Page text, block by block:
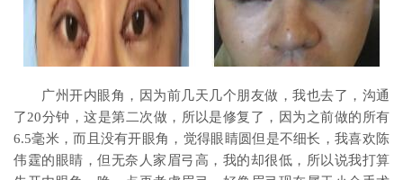
广州开内眼角，因为前几天几个朋友做，我也去了，沟通
了20分钟，这是第二次做，所以是修复了，因为之前做的所有
6.5毫米，而且没有开眼角，觉得眼睛圆但是不细长，我喜欢陈
伟霆的眼睛，但无奈人家眉弓高，我的却很低，所以说我打算